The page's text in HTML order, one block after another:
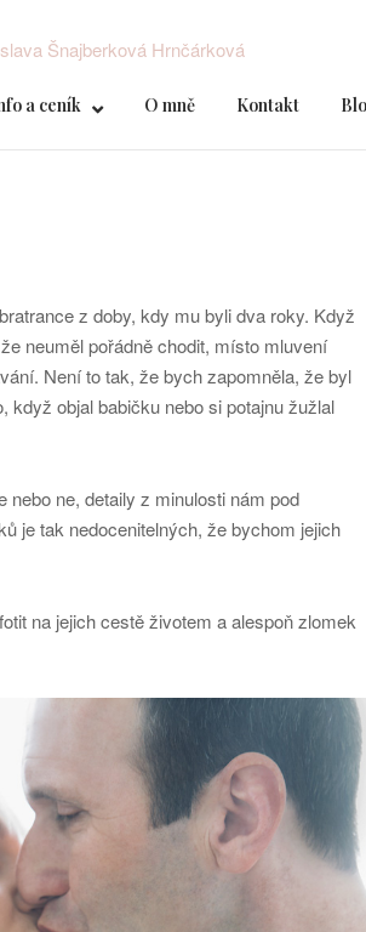
a ceník O mně Kontakt
z doby, kdy mu byli dva roky. Když
neuměl pořádně chodit, místo mluvení
Není to tak, že bych zapomněla, že byl
objal babičku nebo si potajnu žužlal
ne, detaily z minulosti nám pod
je tak nedocenitelných, že bychom jejich
na jejich cestě životem a alespoň zlomek